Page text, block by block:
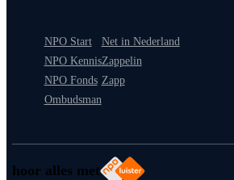
hoor alles met
NPO Start
NPO Kennis
NPO Fonds
Ombudsman
Net in Nederland
Zappelin
Zapp